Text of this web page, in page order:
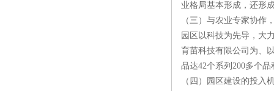
业格局基本形成，还形
（三）与农业专家协作
园区以科技为先导，大
育苗科技有限公司为、
品达42个系列200多个
（四）园区建设的投入